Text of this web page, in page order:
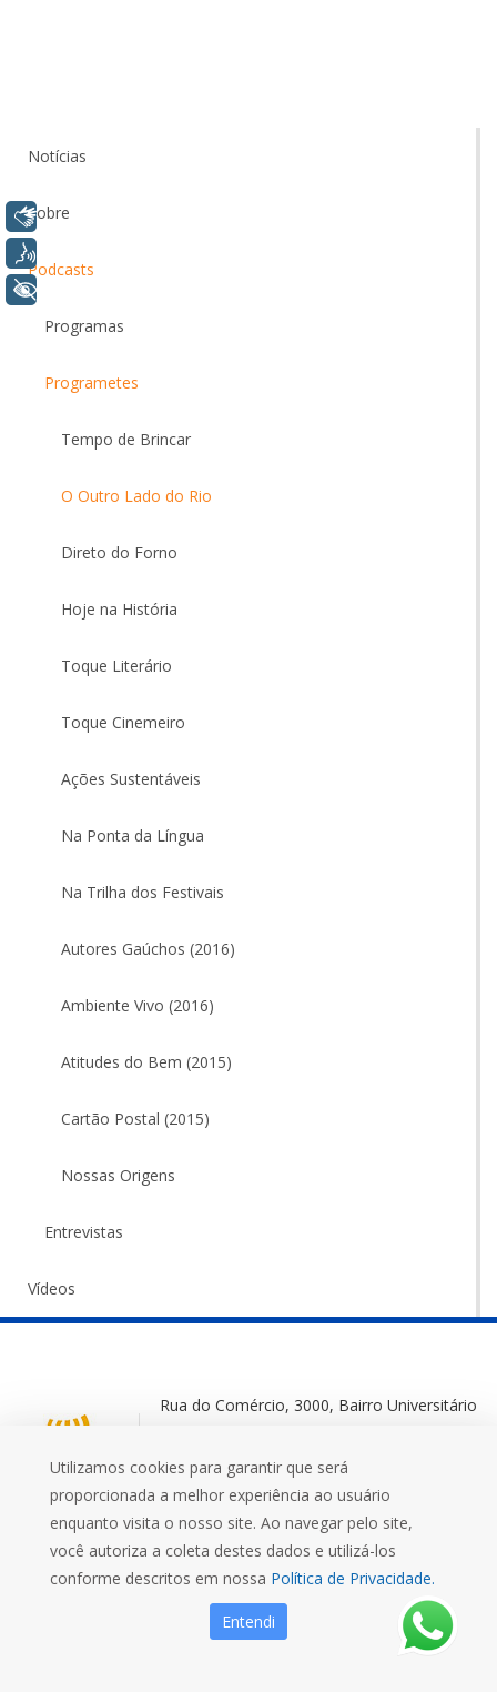
Notícias
Sobre
Podcasts
Programas
Programetes
Tempo de Brincar
O Outro Lado do Rio
Direto do Forno
Hoje na História
Toque Literário
Toque Cinemeiro
Ações Sustentáveis
Na Ponta da Língua
Na Trilha dos Festivais
Autores Gaúchos (2016)
Ambiente Vivo (2016)
Atitudes do Bem (2015)
Cartão Postal (2015)
Nossas Origens
Entrevistas
Vídeos
Rua do Comércio, 3000, Bairro Universitário
+55 (55) 3332 0572
Mais que uma Universidade
MUSEU
UNIJUÍ FM
Utilizamos cookies para garantir que será
proporcionada a melhor experiência ao usuário
enquanto visita o nosso site. Ao navegar pelo site,
você autoriza a coleta destes dados e utilizá-los
conforme descritos em nossa Política de Privacidade.
Entendi
Libras